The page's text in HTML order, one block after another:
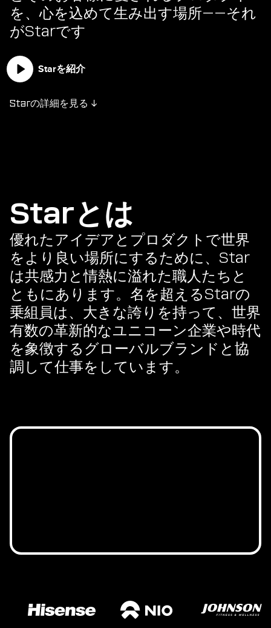
を、心を込めて生み出す場所——それ
がStarです
Starを紹介
Starの詳細を見る ↓
Starとは
優れたアイデアとプロダクトで世界
をより良い場所にするために、Star
は共感力と情熱に溢れた職人たちと
ともにあります。名を超えるStarの
乗組員は、大きな誇りを持って、世界
有数の革新的なユニコーン企業や時代
を象徴するグローバルブランドと協
調して仕事をしています。